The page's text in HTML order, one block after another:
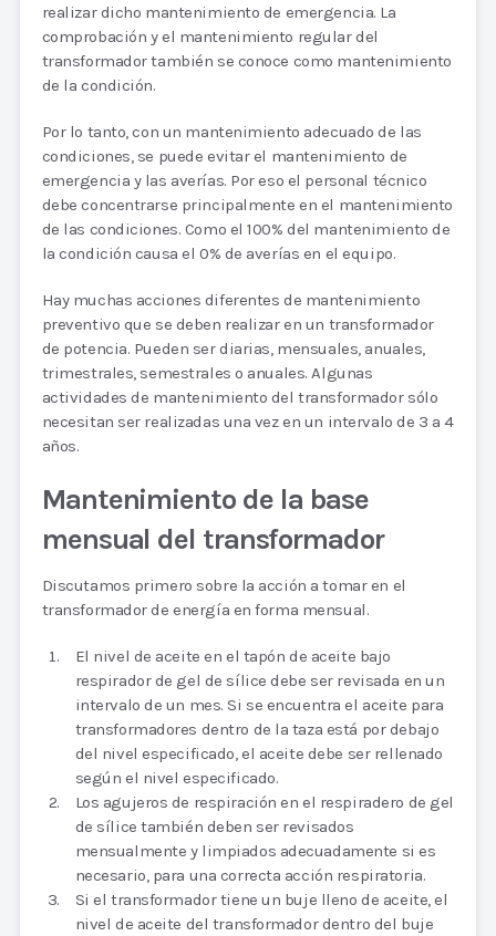
realizar dicho mantenimiento de emergencia. La
comprobación y el mantenimiento regular del
transformador también se conoce como mantenimiento
de la condición.
Por lo tanto, con un mantenimiento adecuado de las
condiciones, se puede evitar el mantenimiento de
emergencia y las averías. Por eso el personal técnico
debe concentrarse principalmente en el mantenimiento
de las condiciones. Como el 100% del mantenimiento de
la condición causa el 0% de averías en el equipo.
Hay muchas acciones diferentes de mantenimiento
preventivo que se deben realizar en un transformador
de potencia. Pueden ser diarias, mensuales, anuales,
trimestrales, semestrales o anuales. Algunas
actividades de mantenimiento del transformador sólo
necesitan ser realizadas una vez en un intervalo de 3 a 4
años.
Mantenimiento de la base
mensual del transformador
Discutamos primero sobre la acción a tomar en el
transformador de energía en forma mensual.
El nivel de aceite en el tapón de aceite bajo
respirador de gel de sílice debe ser revisada en un
intervalo de un mes. Si se encuentra el aceite para
transformadores dentro de la taza está por debajo
del nivel especificado, el aceite debe ser rellenado
según el nivel especificado.
Los agujeros de respiración en el respiradero de gel
de sílice también deben ser revisados
mensualmente y limpiados adecuadamente si es
necesario, para una correcta acción respiratoria.
Si el transformador tiene un buje lleno de aceite, el
nivel de aceite del transformador dentro del buje